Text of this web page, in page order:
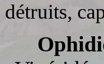
détruits,